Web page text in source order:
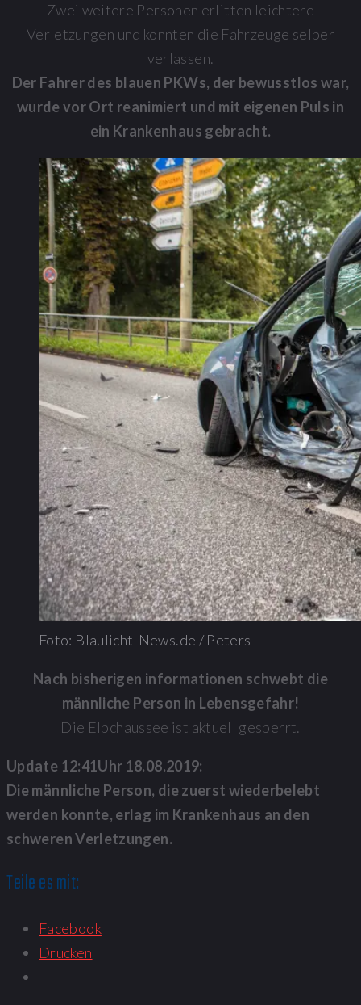
Zwei weitere Personen erlitten leichtere
Verletzungen und konnten die Fahrzeuge selber
verlassen.
Der Fahrer des blauen PKWs, der bewusstlos war,
wurde vor Ort reanimiert und mit eigenen Puls in
ein Krankenhaus gebracht.
Foto: Blaulicht-News.de / Peters
Nach bisherigen informationen schwebt die
männliche Person in Lebensgefahr!
Die Elbchaussee ist aktuell gesperrt.
Update 12:41Uhr 18.08.2019:
Die männliche Person, die zuerst wiederbelebt
werden konnte, erlag im Krankenhaus an den
schweren Verletzungen.
Teile es mit:
Facebook
Drucken